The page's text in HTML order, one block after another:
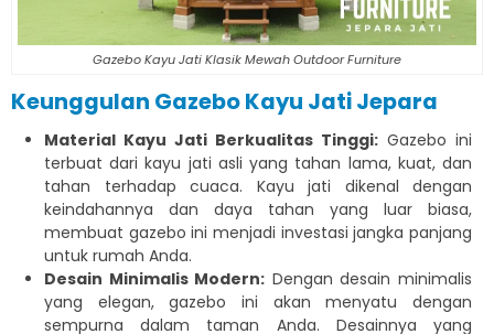
Gazebo Kayu Jati Klasik Mewah Outdoor Furniture
Keunggulan Gazebo Kayu Jati Jepara
Material Kayu Jati Berkualitas Tinggi: Gazebo ini
terbuat dari kayu jati asli yang tahan lama, kuat, dan
tahan terhadap cuaca. Kayu jati dikenal dengan
keindahannya dan daya tahan yang luar biasa,
membuat gazebo ini menjadi investasi jangka panjang
untuk rumah Anda.
Desain Minimalis Modern: Dengan desain minimalis
yang elegan, gazebo ini akan menyatu dengan
sempurna dalam taman Anda. Desainnya yang